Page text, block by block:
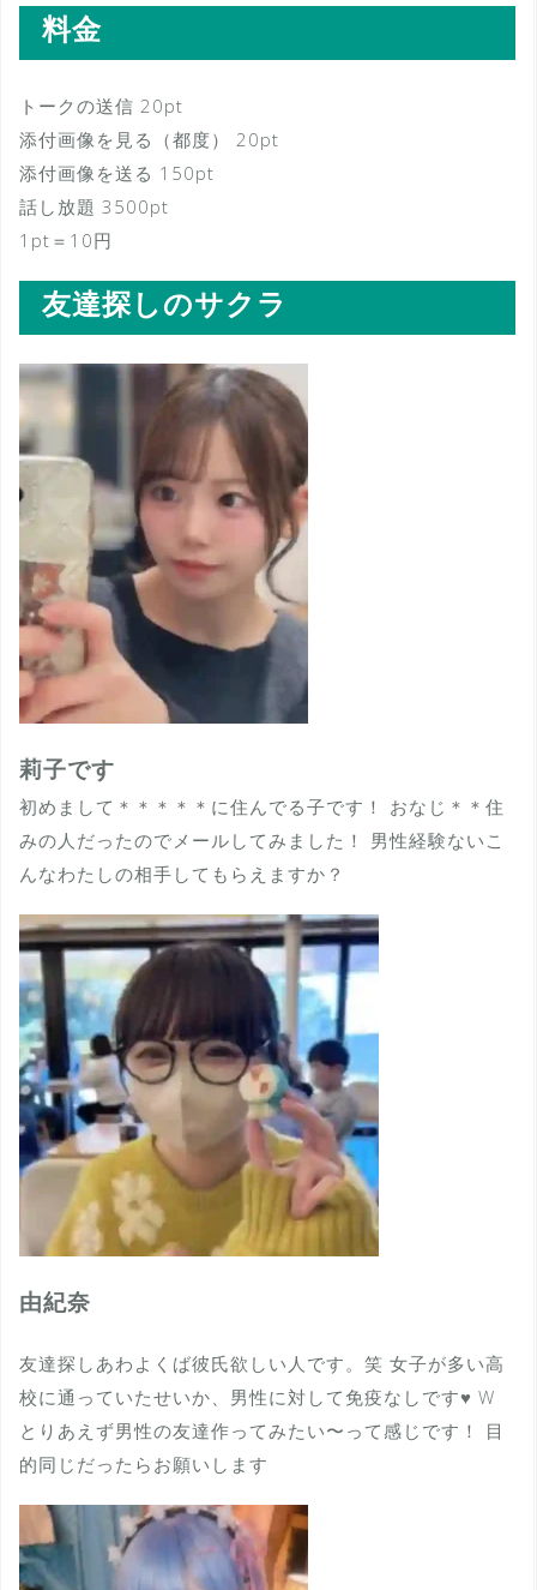
料金
トークの送信 20pt
添付画像を見る（都度） 20pt
添付画像を送る 150pt
話し放題 3500pt
1pt＝10円
友達探しのサクラ
莉子です
初めまして＊＊＊＊＊に住んでる子です！ おなじ＊＊住
みの人だったのでメールしてみました！ 男性経験ないこ
んなわたしの相手してもらえますか？
由紀奈
友達探しあわよくば彼氏欲しい人です。笑 女子が多い高
校に通っていたせいか、男性に対して免疫なしです♥ W
とりあえず男性の友達作ってみたい〜って感じです！ 目
的同じだったらお願いします